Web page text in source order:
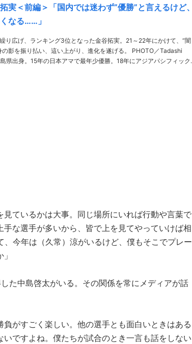
実＜前編＞「国内では迷わず”優勝”と言えるけど、
なる……」
り広げ、ランキング3位となった金谷拓実。21～22年にかけて、“闇
り払い、這い上がり、進化を遂げる。 PHOTO／Tadashi
見ているかは大事。同じ場所にいれば行動や言葉で
な選手が多いから、皆で上を見てやっていけば相
今年は（久常）涼がいるけど、僕もそこでプレー
た中島啓太がいる。その関係を常にメディアが話
がすごく楽しい。他の選手とも面白いときはある
ですよね。僕たちが試合のとき一言も話をしない